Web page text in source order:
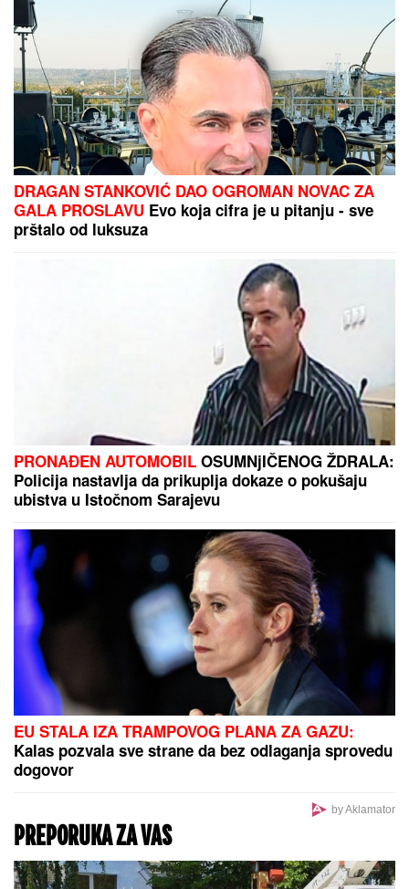
bila u vezi i sa pevačem, a porodična
tragedija ju je slomila
DOJAVA O BOMBI NA AUTOBUSKOJ STANICI
Drama u Prištini: Sve vrvi od policije
Planirali
ubistvo Luke Bojovića?! Nađen
arsenal oružja, otkriven i PAKLENI
PLAN koji su skovali